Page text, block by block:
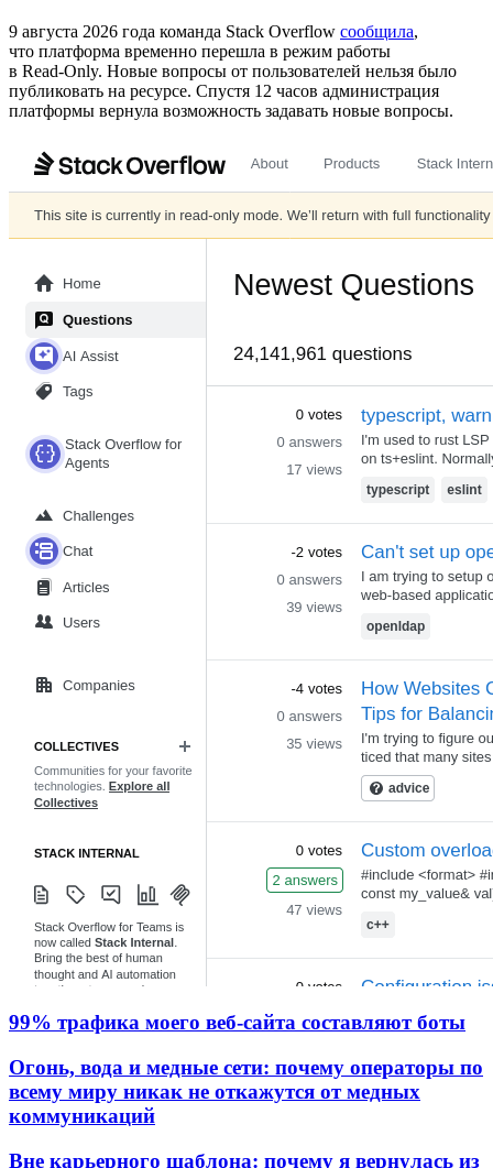
9 августа 2026 года команда Stack Overflow сообщила,
что платформа временно перешла в режим работы
в Read‑Only. Новые вопросы от пользователей нельзя было
публиковать на ресурсе. Спустя 12 часов администрация
платформы вернула возможность задавать новые вопросы.
99% трафика моего веб‑сайта составляют боты
Огонь, вода и медные сети: почему операторы по
всему миру никак не откажутся от медных
коммуникаций
Вне карьерного шаблона: почему я вернулась из